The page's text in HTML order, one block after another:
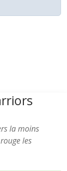
la moins
les